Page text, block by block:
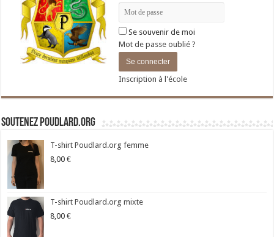
Se souvenir de moi
Mot de passe oublié ?
Inscription à l'école
Soutenez Poudlard.org
T-shirt Poudlard.org femme
8,00 €
T-shirt Poudlard.org mixte
8,00 €